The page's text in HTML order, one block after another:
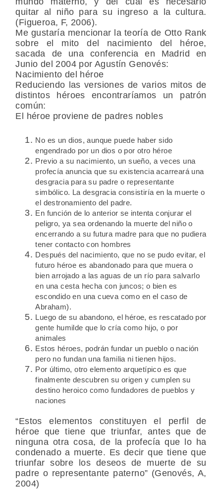
quitar al niño para su ingreso a la cultura.
(Figueroa, F, 2006).
Me gustaría mencionar la teoría de Otto Rank
sobre el mito del nacimiento del héroe,
sacada de una conferencia en Madrid en
Junio del 2004 por Agustín Genovés:
Nacimiento del héroe
Reduciendo las versiones de varios mitos de
distintos héroes encontraríamos un patrón
común:
El héroe proviene de padres nobles
No es un dios, aunque puede haber sido
engendrado por un dios o por otro héroe
Previo a su nacimiento, un sueño, a veces una
profecía anuncia que su existencia acarreará una
desgracia para su padre o representante
simbólico. La desgracia consistiría en la muerte o
el destronamiento del padre.
En función de lo anterior se intenta conjurar el
peligro, ya sea ordenando la muerte del niño o
encerrando a su futura madre para que no pudiera
tener contacto con hombres
Después del nacimiento, que no se pudo evitar, el
futuro héroe es abandonado para que muera o
bien arrojado a las aguas de un río para salvarlo
en una cesta hecha con juncos; o bien es
escondido en una cueva como en el caso de
Abraham).
Luego de su abandono, el héroe, es rescatado por
gente humilde que lo cría como hijo, o por
animales
Estos héroes, podrán fundar un pueblo o nación
pero no fundan una familia ni tienen hijos.
Por último, otro elemento arquetípico es que
finalmente descubren su origen y cumplen su
destino heroico como fundadores de pueblos y
naciones
“Estos elementos constituyen el perfil de
héroe que tiene que triunfar, antes que de
ninguna otra cosa, de la profecía que lo ha
condenado a muerte. Es decir que tiene que
triunfar sobre los deseos de muerte de su
padre o representante paterno” (Genovés, A,
2004)